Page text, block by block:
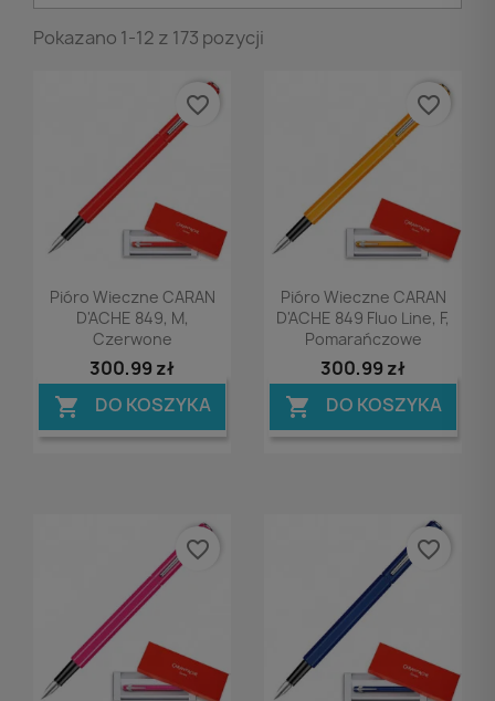
Pokazano 1-12 z 173 pozycji
Podgląd
Pióro Wieczne CARAN
D'ACHE 849, M,
Czerwone
300,99 zł
 DO KOSZYKA
favorite_border
Podgląd
Pióro Wieczne CARAN
D'ACHE 849 Fluo Line, F,
Pomarańczowe
300,99 zł
 DO KOSZYKA
favorite_border
favorite_border favorite_border